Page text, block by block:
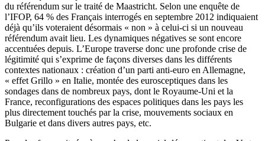
du référendum sur le traité de Maastricht. Selon une enquête de
l’IFOP, 64 % des Français interrogés en septembre 2012 indiquaient
déjà qu’ils voteraient désormais « non » à celui-ci si un nouveau
référendum avait lieu. Les dynamiques négatives se sont encore
accentuées depuis. L’Europe traverse donc une profonde crise de
légitimité qui s’exprime de façons diverses dans les différents
contextes nationaux : création d’un parti anti-euro en Allemagne,
« effet Grillo » en Italie, montée des eurosceptiques dans les
sondages dans de nombreux pays, dont le Royaume-Uni et la
France, reconfigurations des espaces politiques dans les pays les
plus directement touchés par la crise, mouvements sociaux en
Bulgarie et dans divers autres pays, etc.